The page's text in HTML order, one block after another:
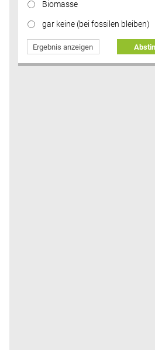
Biomasse
gar keine (bei fossilen bleiben)
Ergebnis anzeigen